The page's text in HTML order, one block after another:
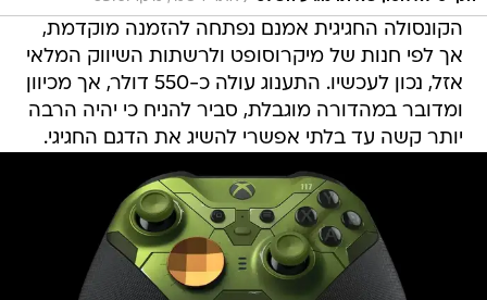
הקונסולה החגיגית אמנם נפתחה להזמנה מוקדמת,
אך לפי חנות של מיקרוסופט ולרשתות השיווק המלאי
אזל, נכון לעכשיו. התענוג עולה כ-550 דולר, אך מכיוון
ומדובר במהדורה מוגבלת, סביר להניח כי יהיה הרבה
יותר קשה עד בלתי אפשרי להשיג את הדגם החגיגי.